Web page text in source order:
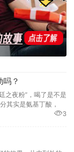
？
夜粉”，喝了是不是
其实是氨基丁酸，
3